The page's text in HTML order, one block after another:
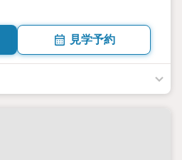
見学予約